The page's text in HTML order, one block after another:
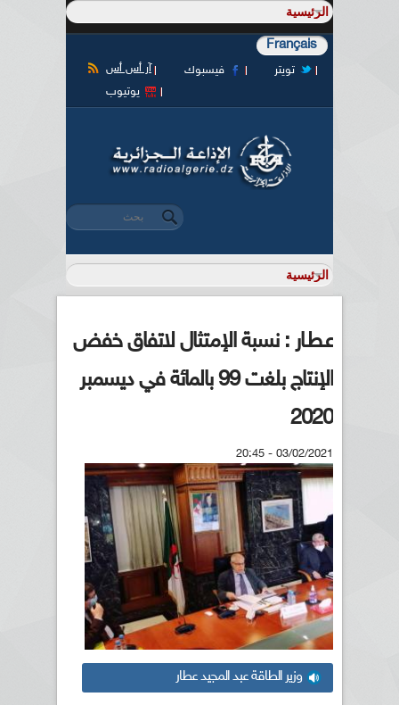
Français
آر أس أس فيسبوك
تويتر
يوتيوب
استمارة البحث
‏بحث ‏
عـطـار : نسبة الإمتثال لاتفاق خفض
الإنتاج بلغت 99 بالمائة في ديسمبر
2020
03/02/2021 - 20:45
وزير الطاقة عبد المجيد عطار